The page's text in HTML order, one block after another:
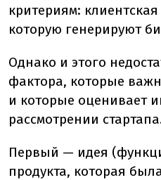
критериям:
которую генерируют
Однако и этого
фактора, которые
и которые оценивает
рассмотрении
Первый — идея
продукта, которая